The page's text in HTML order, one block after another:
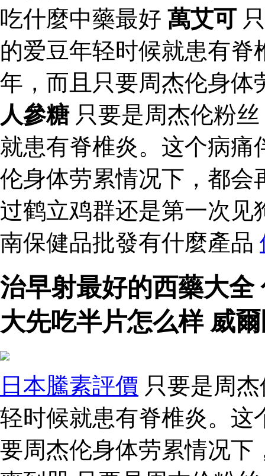
吃什麼中藥最好 萬艾可
的爱豆年轻时候就患有
年，而且只要周杰伦身体
人參糖只要是周杰伦粉
就患有脊椎炎。这个病痛
伦身体劳累情况下，都
过鹤立鸡群还是第一次见
南保健品批發有什麼產品
治早射最好的西藥大
大先吃半片怎么样 威
日本騰素評價 只要是周
轻时候就患有脊椎炎。这
要周杰伦身体劳累情况下